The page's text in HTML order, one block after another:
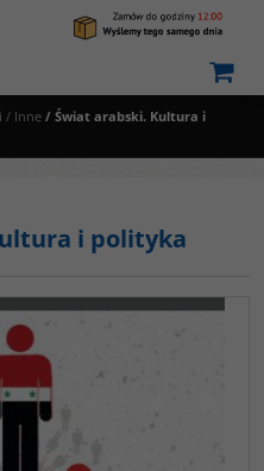
/ Inne / Świat arabski. Kultura i
i polityka